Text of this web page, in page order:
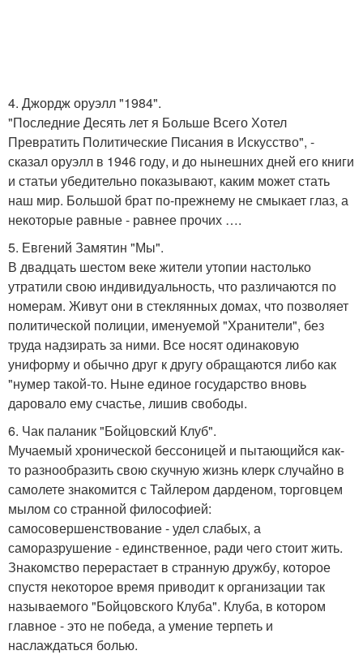
4. Джордж оруэлл "1984".
"Последние Десять лет я Больше Всего Хотел
Превратить Политические Писания в Искусство", -
сказал оруэлл в 1946 году, и до нынешних дней его книги
и статьи убедительно показывают, каким может стать
наш мир. Большой брат по-прежнему не смыкает глаз, а
некоторые равные - равнее прочих ….
5. Евгений Замятин "Мы".
В двадцать шестом веке жители утопии настолько
утратили свою индивидуальность, что различаются по
номерам. Живут они в стеклянных домах, что позволяет
политической полиции, именуемой "Хранители", без
труда надзирать за ними. Все носят одинаковую
униформу и обычно друг к другу обращаются либо как
"нумер такой-то. Ныне единое государство вновь
даровало ему счастье, лишив свободы.
6. Чак паланик "Бойцовский Клуб".
Мучаемый хронической бессоницей и пытающийся как-
то разнообразить свою скучную жизнь клерк случайно в
самолете знакомится с Тайлером дарденом, торговцем
мылом со странной философией:
самосовершенствование - удел слабых, а
саморазрушение - единственное, ради чего стоит жить.
Знакомство перерастает в странную дружбу, которое
спустя некоторое время приводит к организации так
называемого "Бойцовского Клуба". Клуба, в котором
главное - это не победа, а умение терпеть и
наслаждаться болью.